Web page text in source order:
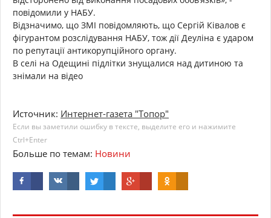
повідомили у НАБУ.
Відзначимо, що ЗМІ повідомляють, що Сергій Ківалов є
фігурантом розслідування НАБУ, тож дії Деуліна є ударом
по репутації антикорупційного органу.
В селі на Одещині підлітки знущалися над дитиною та
знімали на відео
Источник: Интернет-газета "Топор"
Если вы заметили ошибку в тексте, выделите его и нажимите
Ctrl+Enter
Больше по темам: Новини